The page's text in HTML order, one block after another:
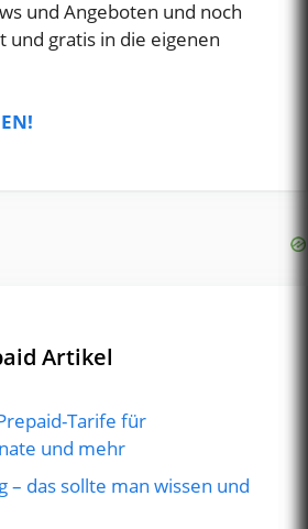
und Angeboten und noch
gratis in die eigenen
Artikel
Tarife für
und mehr
– das sollte man wissen und